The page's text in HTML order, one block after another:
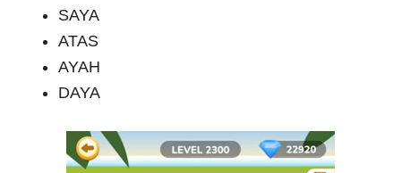
SAYA
ATAS
AYAH
DAYA